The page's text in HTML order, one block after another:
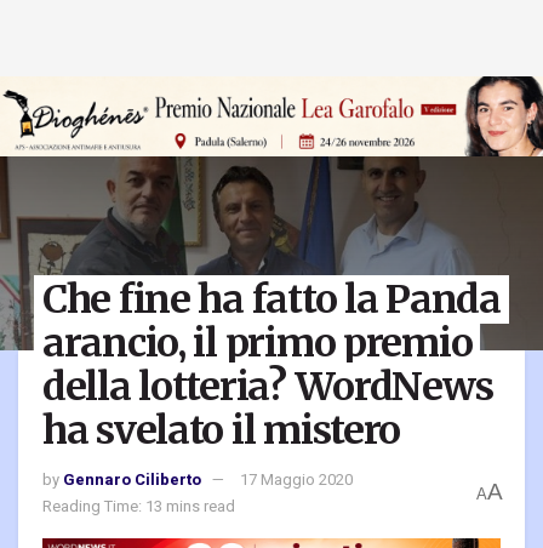
Che fine ha fatto la Panda
arancio, il primo premio
della lotteria? WordNews
ha svelato il mistero
by Gennaro Ciliberto
17 Maggio 2020
Reading Time: 13 mins read
AA